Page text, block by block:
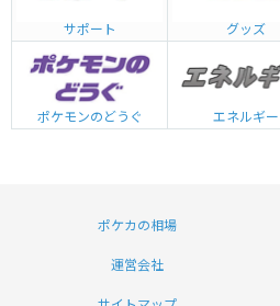
サポート グッズ
ポケモンのどうぐ エネルギー
ポケカの相場
運営会社